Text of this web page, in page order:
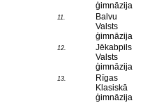
ģimnāzija
11.
Balvu
Valsts
ģimnāzija
12.
Jēkabpils
Valsts
ģimnāzija
13.
Rīgas
Klasiskā
ģimnāzija